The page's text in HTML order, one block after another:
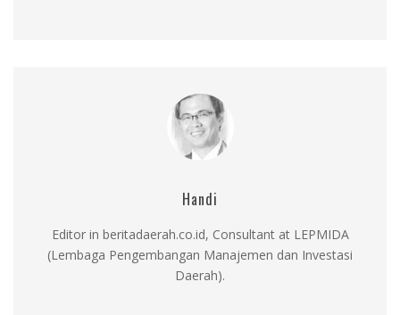
Handi
Editor in beritadaerah.co.id, Consultant at LEPMIDA
(Lembaga Pengembangan Manajemen dan Investasi
Daerah).